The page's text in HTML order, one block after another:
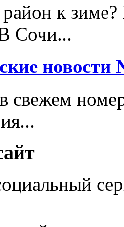
к
Сочи...
новости
свежем